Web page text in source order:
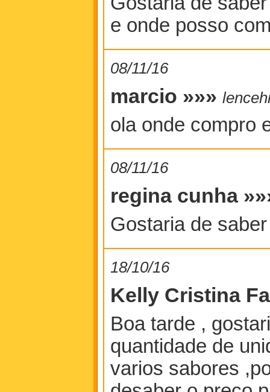
e onde posso
08/11/16
marcio »»»
ola onde compro
08/11/16
regina cunha
Gostaria de
18/10/16
Kelly Cristina
Boa tarde ,
quantidade de
varios sabores